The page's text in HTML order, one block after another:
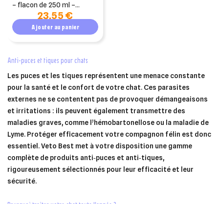
– flacon de 250 ml –
biocanina23,55 €
Ajouter au panier
anti-puces et tiques pour chats
Les puces et les tiques représentent une menace constante
pour la santé et le confort de votre chat. Ces parasites
externes ne se contentent pas de provoquer démangeaisons
et irritations : ils peuvent également transmettre des
maladies graves, comme l’hémobartonellose ou la maladie de
Lyme. Protéger efficacement votre compagnon félin est donc
essentiel. Veto Best met à votre disposition une gamme
complète de produits anti‑puces et anti‑tiques,
rigoureusement sélectionnés pour leur efficacité et leur
sécurité.